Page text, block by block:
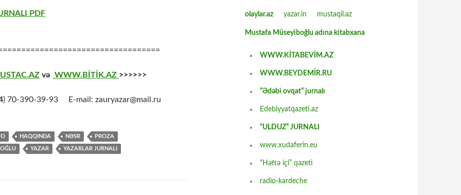
PDF
və WWW.BİTİK.AZ >>>>>>
) 70-390-39-93 E-mail: zauryazar@mail.ru
HAQQINDA NƏSR PROZA
YAZAR YAZARLAR JURNALI
olaylar.az yazar.in mustaqil.az
Mustafa Müseyiboğlu adına kitabxana
WWW.KİTABEVİM.AZ
WWW.BEYDEMİR.RU
“Ədəbi ovqat” jurnalı
Edebiyyatqazeti.az
“ULDUZ” JURNALI
www.xudaferin.eu
“Həftə içi” qəzeti
radio-kardeche